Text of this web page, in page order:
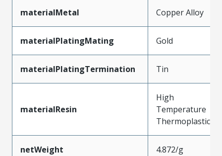
materialMetal Copper Alloy
materialPlatingMating Gold
materialPlatingTermination Tin
materialResin
High
Temperature
Thermoplastic
netWeight 4.872/g